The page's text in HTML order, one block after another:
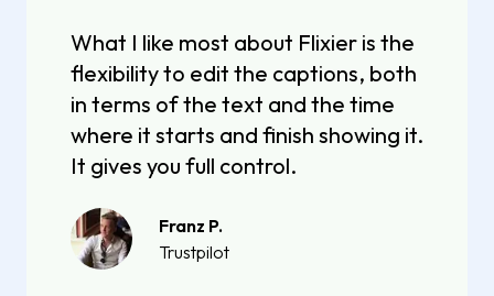
What I like most about Flixier is the
flexibility to edit the captions, both
in terms of the text and the time
where it starts and finish showing it.
It gives you full control.
Franz P.
Trustpilot